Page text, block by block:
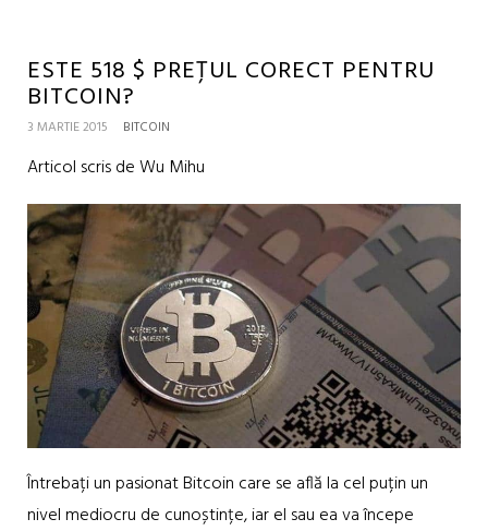
ESTE 518 $ PREȚUL CORECT PENTRU
BITCOIN?
3 MARTIE 2015 BITCOIN
Articol scris de Wu Mihu
Întrebați un pasionat Bitcoin care se află la cel puțin un
nivel mediocru de cunoștințe, iar el sau ea va începe